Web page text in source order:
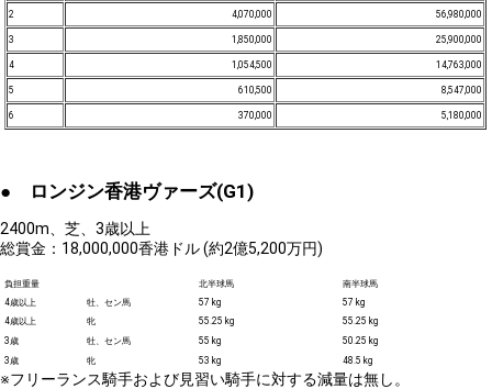
2 4,070,000 56,980,000
3 1,850,000 25,900,000
4 1,054,500 14,763,000
5 610,500 8,547,000
6 370,000 5,180,000
● ロンジン香港ヴァーズ(G1)
2400m、芝、3歳以上
総賞金：18,000,000香港ドル (約2億5,200万円)
負担重量 北半球馬
南半球馬
4歳以上
牡、セン馬 57 kg
57 kg
4歳以上
牝 55.25 kg
55.25 kg
3歳
牡、セン馬 55 kg
50.25 kg
3歳
牝 53 kg 48.5 kg
※フリーランス騎手および見習い騎手に対する減量は無し。